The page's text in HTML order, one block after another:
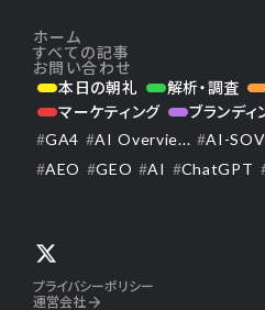
ホーム
すべての記事
お問い合わせ
本日の朝礼
解析・調査
マーケティング
ブランディ
#GA4 #AI Overvie... #AI-SOV
#AEO #GEO #AI #ChatGPT
プライバシーポリシー
運営会社arrow_forward